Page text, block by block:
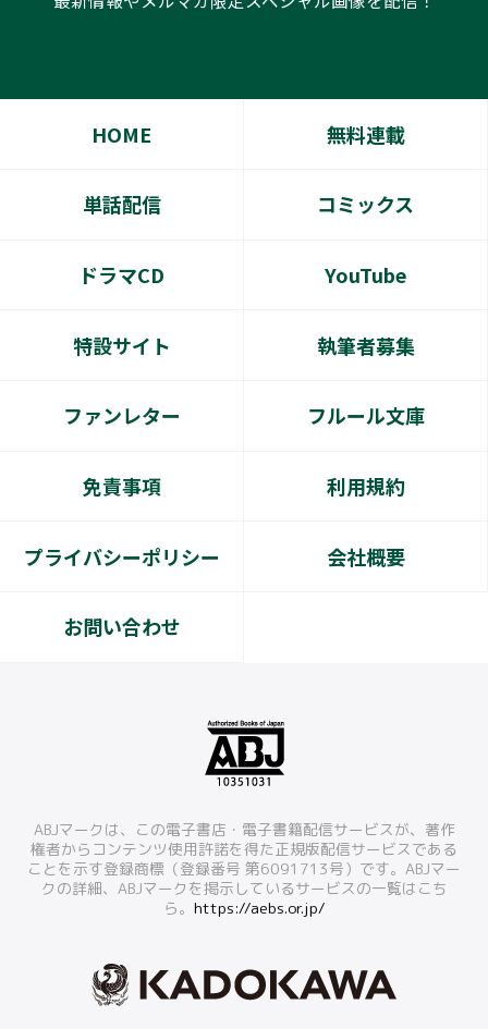
HOME 無料連載
単話配信 コミックス
ドラマCD YouTube
特設サイト 執筆者募集
ファンレター フルール文庫
免責事項 利用規約
プライバシーポリシー 会社概要
お問い合わせ
ABJマークは、この電子書店・電子書籍配信サービスが、著作
権者からコンテンツ使用許諾を得た正規版配信サービスである
ことを示す登録商標（登録番号 第6091713号）です。ABJマー
クの詳細、ABJマークを掲示しているサービスの一覧はこち
ら。 https://aebs.or.jp/